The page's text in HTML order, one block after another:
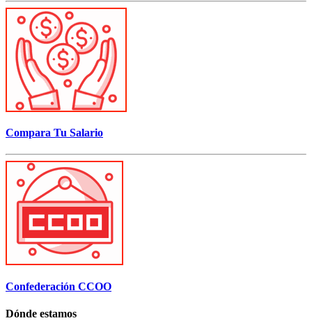
Compara Tu Salario
Confederación CCOO
Dónde estamos